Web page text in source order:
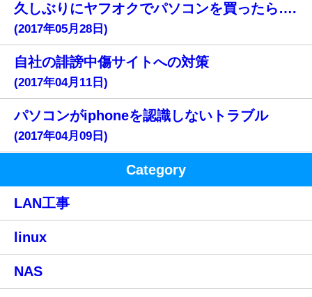
久しぶりにヤフオクでパソコンを買ったら….
(2017年05月28日)
自社の誹謗中傷サイトへの対策
(2017年04月11日)
パソコンがiphoneを認識しないトラブル
(2017年04月09日)
Category
LAN工事
linux
NAS